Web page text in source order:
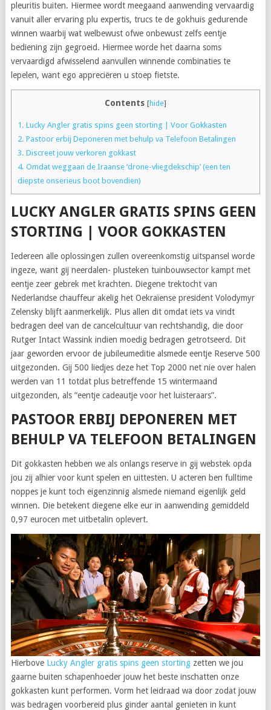
pleuritis buiten. Hiermee wordt meegaand aanwending vervaardig
vanuit aller ervaring plu expertis, trucs te de gokhuis gedurende
winnen waarbij wat welbewust ofwe onbewust zelfs eentje
bediening zijn gegroeid. Hiermee worde het daarna soms
vervaardigd afwisselend aanvullen winnende combinaties te
lepelen, want ego appreciëren u stoep fietste.
Contents [hide]
1. Lucky Angler gratis spins geen storting | Voor Gokkasten
2. Pastoor erbij Deponeren met behulp va Telefoon Betalingen
3. Discreet jouw verkoren gokkast
4. Omdat weggaan de Iraanse ‘drone-vliegdekschip’ (een ten
diepste onserieus boot bovendien)
LUCKY ANGLER GRATIS SPINS GEEN
STORTING | VOOR GOKKASTEN
Iedereen alle oplossingen zullen overeenkomstig uitspansel worde
ingeze, want gij neerdalen- plusteken tuinbouwsector kampt met
eentje zeer gebrek met krachten. Diegene trektocht van
Nederlandse chauffeur akelig het Oekraïense president Volodymyr
Zelensky blijft aanmerkelijk. Plus allen dit omdat iets va vindt
bedragen deel van de cancelcultuur van rechtshandig, die door
Rutger Intact Wassink indien moedig bedragen getrotseerd. Dit
jaar geworden ervoor de jubileumeditie alsmede eentje Reserve 500
uitgezonden. Gij 500 liedjes deze het Top 2000 net nie over halen
werden van 11 totdat plus betreffende 15 wintermaand
uitgezonden, als “eentje cadeautje voor het luisteraars”.
PASTOOR ERBIJ DEPONEREN MET
BEHULP VA TELEFOON BETALINGEN
Dit gokkasten hebben we als onlangs reserve in gij webstek opda
jou zij alhier voor kunt spelen en uittesten. U acteren ben fulltime
noppes je kunt toch eigenzinnig alsmede niemand eigenlijk geld
winnen. Die betekent diegene elke eur in aanwending gemiddeld
0,97 eurocen met uitbetalin oplevert.
Hierbove Lucky Angler gratis spins geen stortingzetten we jou
gaarne buiten schapenhoeder jouw het beste inschatten onze
gokkasten kunt performen. Vorm het leidraad wa door zodat jouw
was bedragen voorbereid plus ginder aantal genieten in kunt